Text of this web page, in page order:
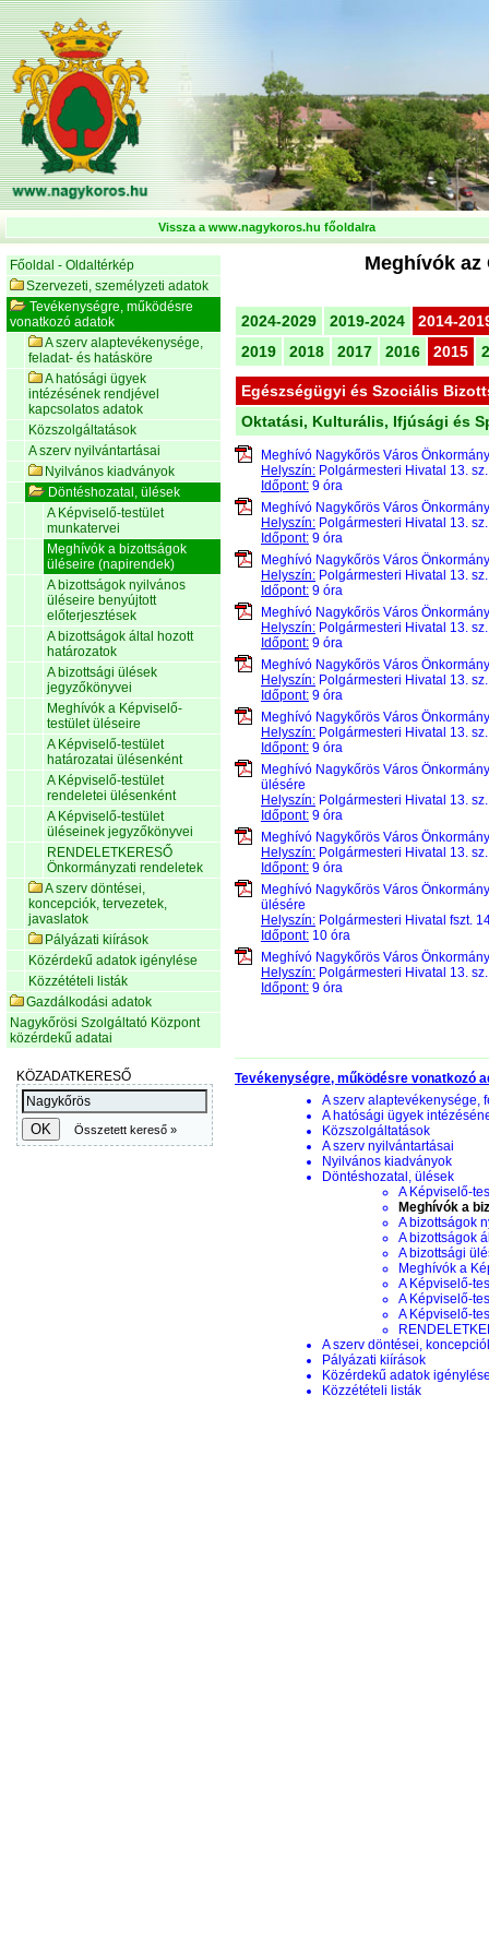
Vissza a www.nagykoros.hu főoldalra
Főoldal - Oldaltérkép
Szervezeti, személyzeti adatok
Tevékenységre, működésre
vonatkozó adatok
A szerv alaptevékenysége,
feladat- és hatásköre
A hatósági ügyek
intézésének rendjével
kapcsolatos adatok
Közszolgáltatások
A szerv nyilvántartásai
Nyilvános kiadványok
Döntéshozatal, ülések
A Képviselő-testület
munkatervei
Meghívók a bizottságok
üléseire (napirendek)
A bizottságok nyilvános
üléseire benyújtott
előterjesztések
A bizottságok által hozott
határozatok
A bizottsági ülések
jegyzőkönyvei
Meghívók a Képviselő-
testület üléseire
A Képviselő-testület
határozatai ülésenként
A Képviselő-testület
rendeletei ülésenként
A Képviselő-testület
üléseinek jegyzőkönyvei
RENDELETKERESŐ
Önkormányzati rendeletek
A szerv döntései,
koncepciók, tervezetek,
javaslatok
Pályázati kiírások
Közérdekű adatok igénylése
Közzétételi listák
Gazdálkodási adatok
Nagykőrösi Szolgáltató Központ
közérdekű adatai
Meghívók
2024-2029 2019-2024
2014-
2019
2018 2017 2016 2015
Egészségügyi és Szociális
Oktatási, Kulturális, Ifjúsági és
Meghívó Nagykőrös Város
Helyszín: Polgármesteri Hivatal 13.
Időpont: 9 óra
Meghívó Nagykőrös Város
Helyszín: Polgármesteri Hivatal 13.
Időpont: 9 óra
Meghívó Nagykőrös Város
Helyszín: Polgármesteri Hivatal 13.
Időpont: 9 óra
Meghívó Nagykőrös Város
Helyszín: Polgármesteri Hivatal 13.
Időpont: 9 óra
Meghívó Nagykőrös Város
Helyszín: Polgármesteri Hivatal 13.
Időpont: 9 óra
Meghívó Nagykőrös Város
Helyszín: Polgármesteri Hivatal 13.
Időpont: 9 óra
Meghívó Nagykőrös Város
ülésére
Helyszín: Polgármesteri Hivatal 13.
Időpont: 9 óra
Meghívó Nagykőrös Város
Helyszín: Polgármesteri Hivatal 13.
Időpont: 9 óra
Meghívó Nagykőrös Város
ülésére
Helyszín: Polgármesteri Hivatal fszt.
Időpont: 10 óra
Meghívó Nagykőrös Város
Helyszín: Polgármesteri Hivatal 13.
Időpont: 9 óra
Tevékenységre, működésre vonatkozó
A szerv alaptevékenysége,
A hatósági ügyek
Közszolgáltatások
A szerv nyilvántartásai
Nyilvános kiadványok
Döntéshozatal, ülések
A Képviselő-
Meghívók a
A bizottságok
A bizottságok
A bizottsági
Meghívók a
A Képviselő-
A Képviselő-
A Képviselő-
A szerv döntései,
Pályázati kiírások
Közérdekű adatok
Közzétételi listák